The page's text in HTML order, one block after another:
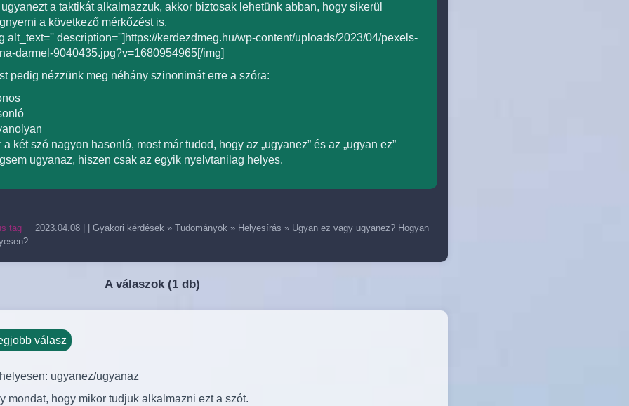
a taktikát alkalmazzuk, akkor biztosak lehetünk abban, hogy sikerül
a következő mérkőzést is.
alt_text='' description='']https://kerdezdmeg.hu/wp-content/uploads/2023/04/pexels-
darmel-9040435.jpg?v=1680954965[/img]
pedig nézzünk meg néhány szinonimát erre a szóra:
a két szó nagyon hasonló, most már tudod, hogy az „ugyanez” és az „ugyan ez”
ugyanaz, hiszen csak az egyik nyelvtanilag helyes.
tag 2023.04.08 Gyakori kérdések » Tudományok » Helyesírás » Ugyan ez vagy ugyanez? Hogyan
A válaszok (1 db)
válasz
ugyanez/ugyanaz
mondat, hogy mikor tudjuk alkalmazni ezt a szót.